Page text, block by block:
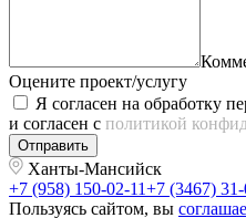
Оцените проект/услугу
Я согласен на обработку
и согласен с политикой
Отправить
Ханты-Мансийск
+7 (958) 150-02-11+7 (3467)
Пользуясь сайтом, вы